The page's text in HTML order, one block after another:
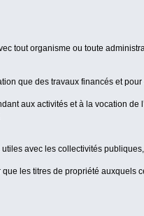
tout organisme ou toute
que des travaux financés et
aux activités et à la vocation de
avec les collectivités
les titres de propriété auxquels